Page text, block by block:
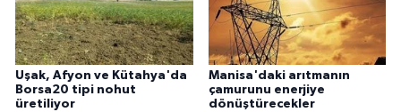
Uşak, Afyon ve Kütahya'da
Borsa20 tipi nohut
üretiliyor
Manisa'daki arıtmanın
çamurunu enerjiye
dönüştürecekler